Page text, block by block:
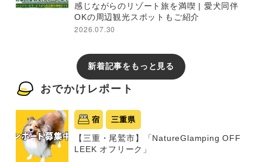
感じながらのリゾート旅を満喫 | 愛犬同伴
OKの周辺観光スポットもご紹介
2026.07.30
新着記事をもっと見る
おでかけレポート
宿 三重県
【三重・尾鷲市】「NatureGlamping OFF
LEEK オフリーク」